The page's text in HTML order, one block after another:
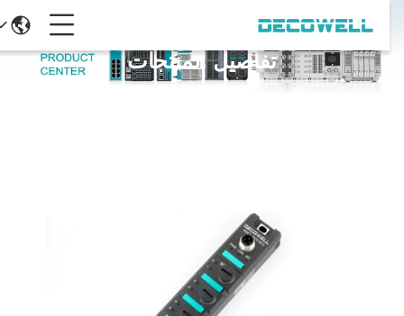
تفاصيل المنتجات